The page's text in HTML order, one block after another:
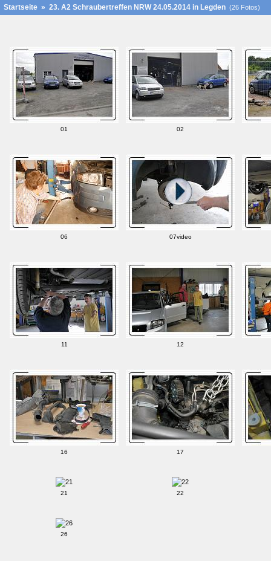
Startseite » 23. A2 Schraubertreffen NRW 24.05.2014 in Legden (26 Fotos)
01 02
06 07video
11 12
16 17
21 22
26